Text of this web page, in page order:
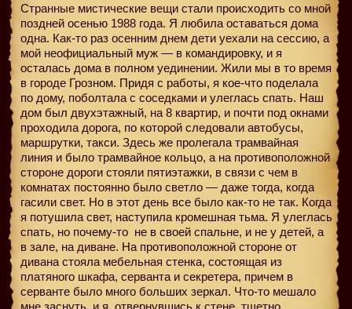
Странные мистические вещи стали происходить со мной
поздней осенью 1988 года. Я любила оставаться дома
одна. Как-то раз осенним днем дети уехали на сессию, а
мой неофициальный муж — в командировку, и я
осталась дома в полном уединении. Жили мы в то время
в городе Грозном. Придя с работы, я кое-что поделала
по дому, поболтала с соседками и улеглась спать. Наш
дом был двухэтажный, на 8 квартир, и почти под окнами
проходила дорога, по которой следовали автобусы,
маршрутки, такси. Здесь же пролегала трамвайная
линия и было трамвайное кольцо, а на противоположной
стороне дороги стояли пятиэтажки, в связи с чем в
комнатах постоянно было светло — даже тогда, когда
гасили свет. Но в этот день все было как-то не так. Когда
я потушила свет, наступила кромешная тьма. Я улеглась
спать, но почему-то не в своей спальне, и не у детей, а
в зале, на диване. На противоположной стороне от
дивана стояла мебельная стенка, состоящая из
платяного шкафа, серванта и секретера, причем в
серванте было много больших зеркал. Что-то мешало
мне заснуть, и я, отвернувшись к стене, тщетно